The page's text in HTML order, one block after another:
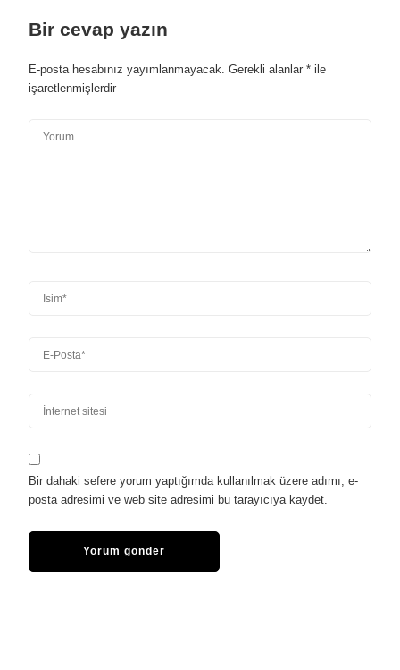
Bir cevap yazın
E-posta hesabınız yayımlanmayacak. Gerekli alanlar * ile
işaretlenmişlerdir
Bir dahaki sefere yorum yaptığımda kullanılmak üzere adımı, e-
posta adresimi ve web site adresimi bu tarayıcıya kaydet.